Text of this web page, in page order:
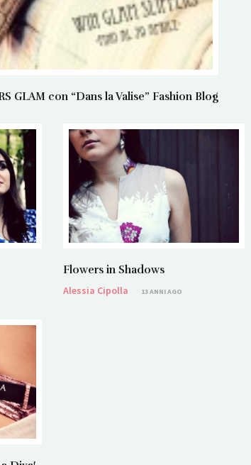
GLAM con “Dans la Valise” Fashion Blog
Flowers in Shadows
Alessia Cipolla
13 ANNI AGO